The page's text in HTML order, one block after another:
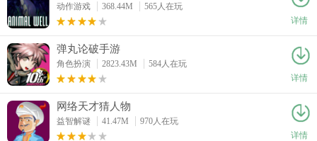
动作游戏 368.44M
565人在玩
详情
弹丸论破手游
角色扮演 2823.43M
584人在玩
详情
网络天才猜人物
益智解谜 41.47M
970人在玩
详情